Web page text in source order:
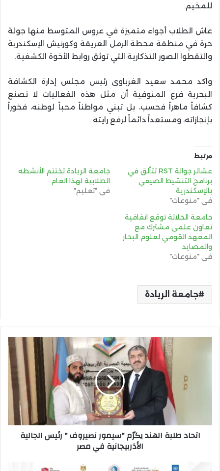
للمخيم.
عاش الطلاب أجواء متميزة في عروس المتوسط منها جولة
حرة في منطقة محطة الرمل العريقة وكورنيش الإسكندرية
والتقطوا الصور التذكارية التي توثق روابط الأخوة الكشفية.
واكد محمد سعيد الغرباوى رئيس مجلس إدارة الكشافة
البحرية فرع المنوفية أن مثل هذه الفعاليات لا تصنع
كشافاً ماهراً فحسب، بل تبني مواطناً محباً لوطنه، فخوراً
بإنجازاته، ومستعداً دائماً لرفع رايته .
مرتبط
عشائر جوالة RST تتألق في
برنامج التنشيط الصيفي
بالإسكندرية
في "منوعات"
جامعة الريادة تختتم الأنشطه
الطلابية لهذا العام
في "تعليم"
جامعة الجلالة توقع اتفاقية
تعاون علمي مشترك مع
المعهد القومي لعلوم البحار
والمصايد
في "منوعات"
جامعة الريادة
الجالية
الأذربيجانية
اتحاد طلبة الهند يكرّم "سيمور نصيروف " رئيس الجالية
الأذربيجانية في مصر